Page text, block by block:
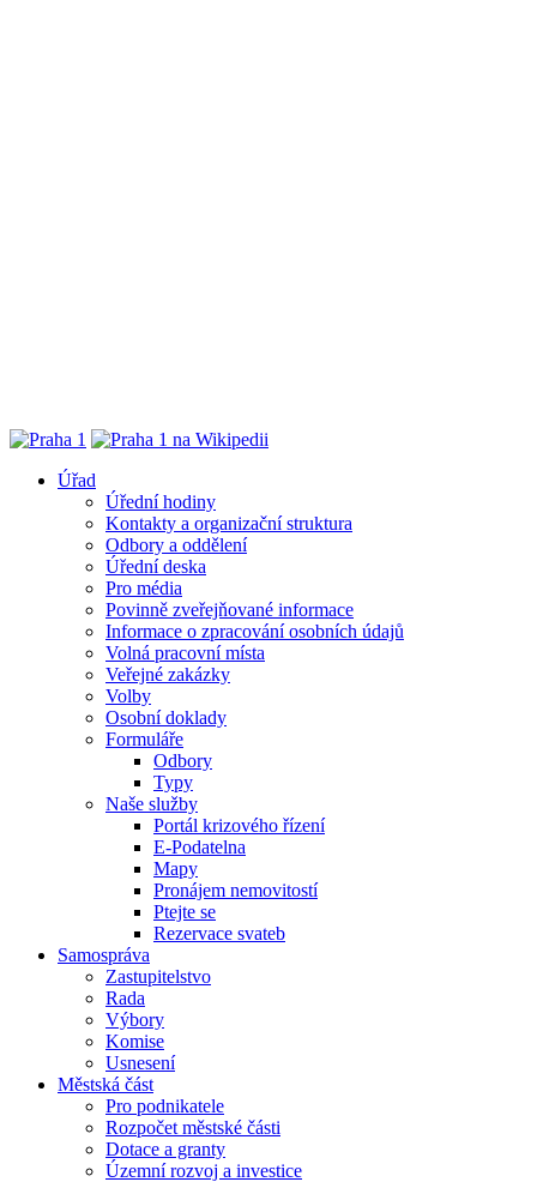
Úřad
Úřední hodiny
Kontakty a organizační struktura
Odbory a oddělení
Úřední deska
Pro média
Povinně zveřejňované informace
Informace o zpracování osobních údajů
Volná pracovní místa
Veřejné zakázky
Volby
Osobní doklady
Formuláře
Odbory
Typy
Naše služby
Portál krizového řízení
E-Podatelna
Mapy
Pronájem nemovitostí
Ptejte se
Rezervace svateb
Samospráva
Zastupitelstvo
Rada
Výbory
Komise
Usnesení
Městská část
Pro podnikatele
Rozpočet městské části
Dotace a granty
Územní rozvoj a investice